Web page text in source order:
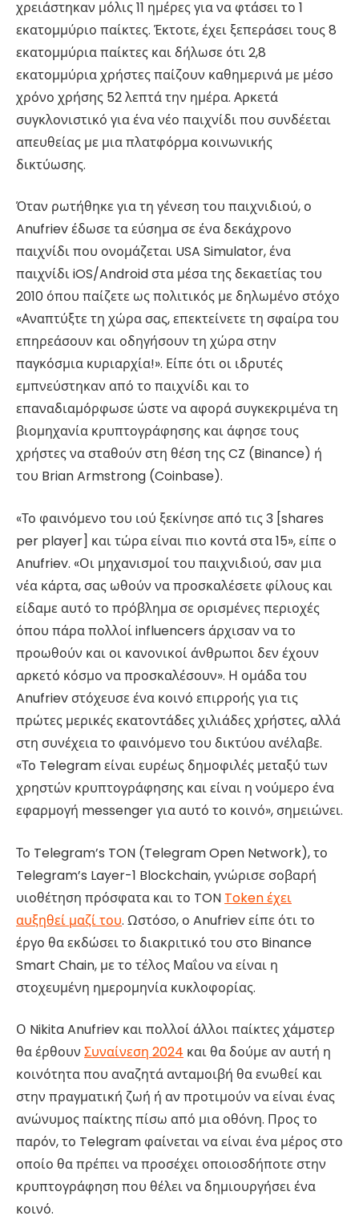
χρειάστηκαν μόλις 11 ημέρες για να φτάσει το 1
εκατομμύριο παίκτες. Έκτοτε, έχει ξεπεράσει τους 8
εκατομμύρια παίκτες και δήλωσε ότι 2,8
εκατομμύρια χρήστες παίζουν καθημερινά με μέσο
χρόνο χρήσης 52 λεπτά την ημέρα. Αρκετά
συγκλονιστικό για ένα νέο παιχνίδι που συνδέεται
απευθείας με μια πλατφόρμα κοινωνικής
δικτύωσης.
Όταν ρωτήθηκε για τη γένεση του παιχνιδιού, ο
Anufriev έδωσε τα εύσημα σε ένα δεκάχρονο
παιχνίδι που ονομάζεται USA Simulator, ένα
παιχνίδι iOS/Android στα μέσα της δεκαετίας του
2010 όπου παίζετε ως πολιτικός με δηλωμένο στόχο
«Αναπτύξτε τη χώρα σας, επεκτείνετε τη σφαίρα του
επηρεάσουν και οδηγήσουν τη χώρα στην
παγκόσμια κυριαρχία!». Είπε ότι οι ιδρυτές
εμπνεύστηκαν από το παιχνίδι και το
επαναδιαμόρφωσε ώστε να αφορά συγκεκριμένα τη
βιομηχανία κρυπτογράφησης και άφησε τους
χρήστες να σταθούν στη θέση της CZ (Binance) ή
του Brian Armstrong (Coinbase).
«Το φαινόμενο του ιού ξεκίνησε από τις 3 [shares
per player] και τώρα είναι πιο κοντά στα 15», είπε ο
Anufriev. «Οι μηχανισμοί του παιχνιδιού, σαν μια
νέα κάρτα, σας ωθούν να προσκαλέσετε φίλους και
είδαμε αυτό το πρόβλημα σε ορισμένες περιοχές
όπου πάρα πολλοί influencers άρχισαν να το
προωθούν και οι κανονικοί άνθρωποι δεν έχουν
αρκετό κόσμο να προσκαλέσουν». Η ομάδα του
Anufriev στόχευσε ένα κοινό επιρροής για τις
πρώτες μερικές εκατοντάδες χιλιάδες χρήστες, αλλά
στη συνέχεια το φαινόμενο του δικτύου ανέλαβε.
«Το Telegram είναι ευρέως δημοφιλές μεταξύ των
χρηστών κρυπτογράφησης και είναι η νούμερο ένα
εφαρμογή messenger για αυτό το κοινό», σημειώνει.
Το Telegram’s TON (Telegram Open Network), το
Telegram’s Layer-1 Blockchain, γνώρισε σοβαρή
υιοθέτηση πρόσφατα και το TON Token έχει
αυξηθεί μαζί του. Ωστόσο, ο Anufriev είπε ότι το
έργο θα εκδώσει το διακριτικό του στο Binance
Smart Chain, με το τέλος Μαΐου να είναι η
στοχευμένη ημερομηνία κυκλοφορίας.
Ο Nikita Anufriev και πολλοί άλλοι παίκτες χάμστερ
θα έρθουν Συναίνεση 2024 και θα δούμε αν αυτή η
κοινότητα που αναζητά ανταμοιβή θα ενωθεί και
στην πραγματική ζωή ή αν προτιμούν να είναι ένας
ανώνυμος παίκτης πίσω από μια οθόνη. Προς το
παρόν, το Telegram φαίνεται να είναι ένα μέρος στο
οποίο θα πρέπει να προσέχει οποιοσδήποτε στην
κρυπτογράφηση που θέλει να δημιουργήσει ένα
κοινό.